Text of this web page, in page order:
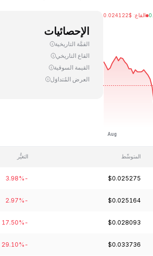
القاع:
$
0.024122
الإحصائيات
القمَّة التاريخية
القاع التاريخي
القيمة السوقية
العرض المُتداوَل
المتوسِّط التغيُّر
$0.025275
-3.98%
$0.025164
-2.97%
$0.028093
-17.50%
$0.033736
-29.10%